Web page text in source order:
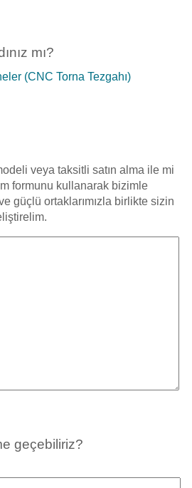
mı?
(CNC Torna Tezgahı)
veya taksitli satın alma ile mi
formunu kullanarak bizimle
güçlü ortaklarımızla birlikte sizin
geçebiliriz?